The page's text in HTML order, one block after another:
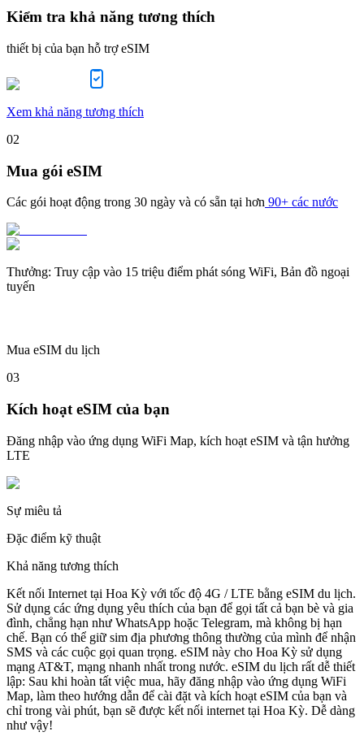
Kiểm tra khả năng tương thích
thiết bị của bạn hỗ trợ eSIM
Xem khả năng tương thích
02
Mua gói eSIM
Các gói hoạt động trong 30 ngày và có sẵn tại hơn 90+ các nước
Thưởng: Truy cập vào 15 triệu điểm phát sóng WiFi, Bản đồ ngoại
tuyến
Mua eSIM du lịch
03
Kích hoạt eSIM của bạn
Đăng nhập vào ứng dụng WiFi Map, kích hoạt eSIM và tận hưởng
LTE
Sự miêu tả
Đặc điểm kỹ thuật
Khả năng tương thích
Kết nối Internet tại Hoa Kỳ với tốc độ 4G / LTE bằng eSIM du lịch.
Sử dụng các ứng dụng yêu thích của bạn để gọi tất cả bạn bè và gia
đình, chẳng hạn như WhatsApp hoặc Telegram, mà không bị hạn
chế. Bạn có thể giữ sim địa phương thông thường của mình để nhận
SMS và các cuộc gọi quan trọng. eSIM này cho Hoa Kỳ sử dụng
mạng AT&T, mạng nhanh nhất trong nước. eSIM du lịch rất dễ thiết
lập: Sau khi hoàn tất việc mua, hãy đăng nhập vào ứng dụng WiFi
Map, làm theo hướng dẫn để cài đặt và kích hoạt eSIM của bạn và
chỉ trong vài phút, bạn sẽ được kết nối internet tại Hoa Kỳ. Dễ dàng
như vậy!